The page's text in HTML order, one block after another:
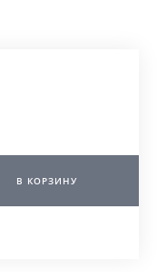
В КОРЗИНУ